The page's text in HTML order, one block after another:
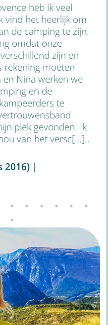
heb ik veel
vind het heerlijk om
de camping te zijn.
omdat onze
zijn en
rekening moeten
Nina werken we
en de
te
plek gevonden. Ik
van het versc[…]..
2016) |